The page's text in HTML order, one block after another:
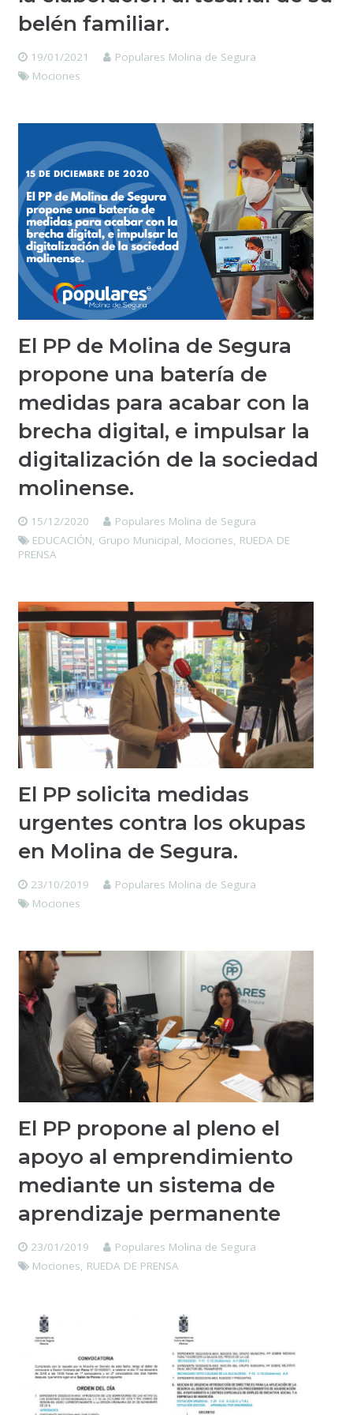
belén familiar.
19/01/2021
Populares Molina de Segura
Mociones
El PP de Molina de Segura
propone una batería de
medidas para acabar con la
brecha digital, e impulsar la
digitalización de la sociedad
molinense.
15/12/2020
Populares Molina de Segura
EDUCACIÓN, Grupo Municipal, Mociones, RUEDA DE
PRENSA
El PP solicita medidas
urgentes contra los okupas
en Molina de Segura.
23/10/2019
Populares Molina de Segura
Mociones
El PP propone al pleno el
apoyo al emprendimiento
mediante un sistema de
aprendizaje permanente
23/01/2019
Populares Molina de Segura
Mociones, RUEDA DE PRENSA